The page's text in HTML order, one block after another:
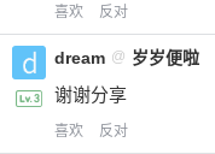
喜欢 反对
dream @ 岁岁便啦
谢谢分享
喜欢 反对